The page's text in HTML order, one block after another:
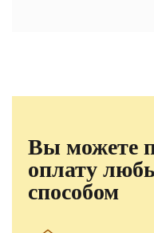
Вы можете
оплату
способом